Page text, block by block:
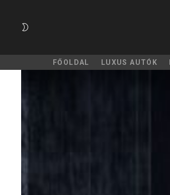
FŐOLDAL LUXUS AUTÓK